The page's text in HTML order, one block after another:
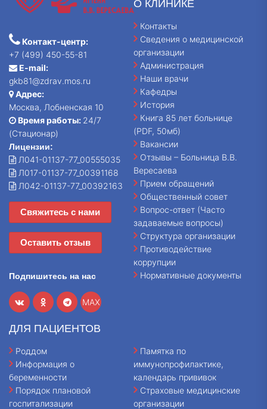
Контакт-центр:
+7 (499) 450-55-81
E-mail:
gkb81@zdrav.mos.ru
Адрес:
Москва, Лобненская 10
Время работы: 24/7
(Стационар)
Лицензии:
Л041-01137-77_00555035
Л017-01137-77_00391168
Л042-01137-77_00392163
Свяжитесь с нами
Оставить отзыв
Подпишитесь на нас
MAX
О КЛИНИКЕ
Контакты
Сведения о медицинской
организации
Администрация
Наши врачи
Кафедры
История
Книга 85 лет больнице
(PDF, 50мб)
Вакансии
Отзывы – Больница В.В.
Вересаева
Прием обращений
Общественный совет
Вопрос-ответ (Часто
задаваемые вопросы)
Структура организации
Противодействие
коррупции
Нормативные документы
ДЛЯ ПАЦИЕНТОВ
Роддом
Информация о
беременности
Порядок плановой
госпитализации
Памятка по
иммунопрофилактике,
календарь прививок
Страховые медицинские
организации